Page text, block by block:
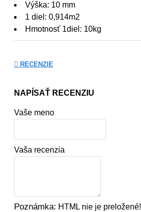
Výška: 10 mm
1 diel: 0,914m2
Hmotnosť 1diel: 10kg
RECENZIE
NAPÍSAŤ RECENZIU
Vaše meno
Vaša recenzia
Poznámka: HTML nie je preložené!